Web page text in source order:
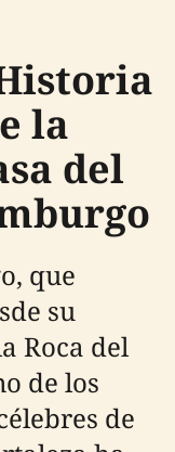
la
del
que
su
Roca del
de los
de